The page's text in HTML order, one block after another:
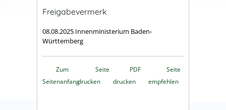
Freigabevermerk
08.08.2025 Innenministerium Baden-
Württemberg
Zum
Seitenanfang
Seite
drucken
PDF
drucken
Seite
empfehlen